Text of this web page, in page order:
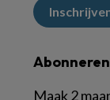
Abonneren
Maak 2